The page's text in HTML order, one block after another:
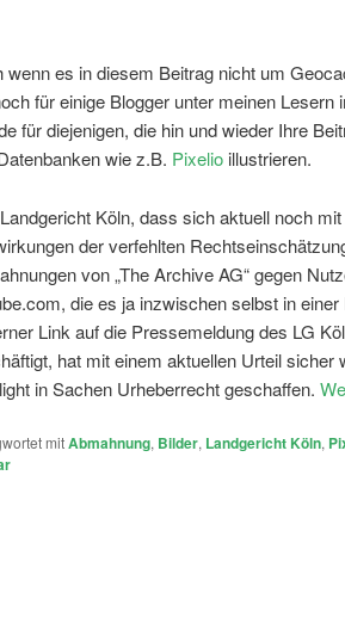
wenn es in diesem Beitrag nicht um
für einige Blogger unter meinen Lesern
für diejenigen, die hin und wieder Ihre
wie z.B. Pixelio illustrieren.
Köln, dass sich aktuell noch
der verfehlten
von „The Archive AG“ gegen
die es ja inzwischen selbst in
Link auf die Pressemeldung des LG
hat mit einem aktuellen Urteil sicher
in Sachen Urheberrecht geschaffen.
mitAbmahnung, Bilder, Landgericht Köln,